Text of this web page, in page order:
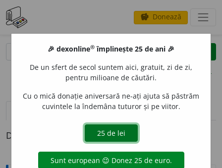
savings Donează
clear
opțiuni
definiții (1) pronunțievolume_up (1)
Definiția cu ID-ul 202434:
🎉 dexonline® împlinește 25 de ani 🎉
De un sfert de secol suntem aici, gratuit, zi de zi,
pentru milioane de căutări.
Cu o mică donație aniversară ne-ați ajuta să păstrăm
cuvintele la îndemâna tuturor și pe viitor.